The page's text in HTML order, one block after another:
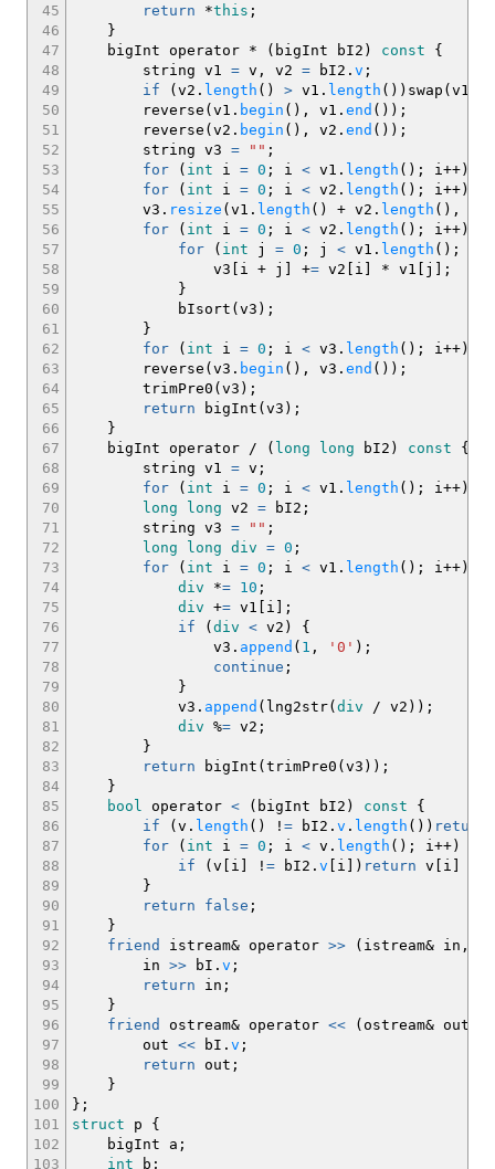
45
46
47
48
49
50
51
52
53
54
55
56
57
58
59
60
61
62
63
64
65
66
67
68
69
70
71
72
73
74
75
76
77
78
79
80
81
82
83
84
85
86
87
88
89
90
91
92
93
94
95
96
97
98
99
100
101
102
103
return
*this ;
}
bigInt operator * ( bigInt bI2 ) const
{
string v1 = v, v2 = bI2. v ;
if
( v2. length ( ) > v1. length ( ) ) swap ( v1,
reverse ( v1. begin ( ) , v1. end ( ) ) ;
reverse ( v2. begin ( ) , v2. end ( ) ) ;
string v3 = "" ;
for
( int i = 0 ; i < v1. length ( ) ; i++)
for
( int i = 0 ; i < v2. length ( ) ; i++)
v3. resize ( v1. length ( ) + v2. length ( ) ,
for
( int i = 0 ; i < v2. length ( ) ; i++)
for
( int j = 0 ; j < v1. length ( ) ;
v3
i + j += v2 i * v1 j
;
}
bIsort ( v3 ) ;
}
for
( int i = 0 ; i < v3. length ( ) ; i++)
reverse ( v3. begin ( ) , v3. end ( ) ) ;
trimPre0 ( v3 ) ;
return bigInt ( v3 ) ;
}
bigInt operator / ( long long bI2 ) const
{
string v1 = v ;
for
( int i = 0 ; i < v1. length ( ) ; i++)
long
long v2 = bI2 ;
string v3 = "" ;
long
long div = 0 ;
for
( int i = 0 ; i < v1. length ( ) ; i++)
div
*= 10 ;
div += v1 i
;
if
( div < v2 )
{
v3. append ( 1 , '0' ) ;
continue ;
}
v3. append ( lng2str( div / v2 ) ) ;
div %= v2 ;
}
return bigInt ( trimPre0 ( v3 ) ) ;
}
bool operator < ( bigInt bI2 ) const
{
if
( v. length ( ) ! = bI2. v . length ( ) ) return
for
( int i = 0 ; i < v. length ( ) ; i++)
if
( v i ! = bI2. v i ) return v i
}
return
false ;
}
friend
istream& operator >> ( istream& in,
in >> bI. v ;
return in ;
}
friend
ostream& operator << ( ostream& out,
out << bI. v ;
return out ;
}
} ;
struct p {
bigInt a ;
int b ;